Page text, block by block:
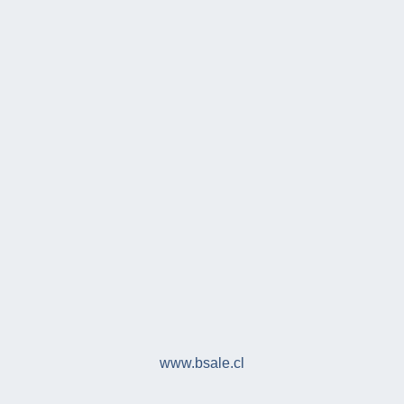
www.bsale.cl